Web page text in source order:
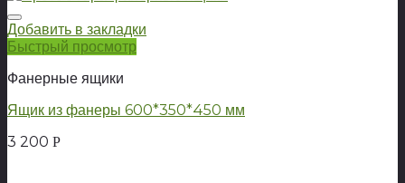
Добавить в закладки
Быстрый просмотр
Фанерные ящики
Ящик из фанеры 600*350*450 мм
3 200 Р